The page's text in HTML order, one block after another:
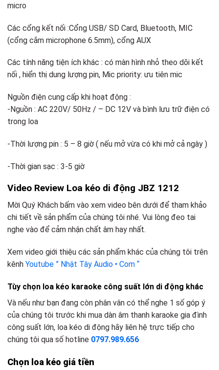
micro
Các cổng kết nối :Cổng USB/ SD Card, Bluetooth, MIC
(cổng cắm microphone 6.5mm), cổng AUX
Các tính năng tiện ích khác : có màn hình nhỏ theo dõi kết
nối , hiển thị dung lượng pin, Mic priority: ưu tiên mic
Nguồn điện cung cấp khi hoạt động :
-Nguồn : AC 220V/ 50Hz / – DC 12V và bình lưu trữ điện có
trong loa
-Thời lượng pin : 5 – 8 giờ ( nếu mở vừa có khi mở cả ngày )
-Thời gian sạc : 3-5 giờ
Video Review Loa kéo di động JBZ 1212
Mời Quý Khách bấm vào xem video bên dưới để tham khảo
chi tiết về sản phẩm của chúng tôi nhé. Vui lòng đeo tai
nghe vào để cảm nhận chất âm hay nhất.
Xem video giới thiệu các sản phẩm khác của chúng tôi trên
kênh Youtube ” Nhật Tây Audio • Com “
Tùy chọn loa kéo karaoke công suất lớn di động khác
Và nếu như bạn đang còn phân vân có thể nghe 1 số góp ý
của chúng tôi trước khi mua dàn âm thanh karaoke gia đình
công suất lớn, loa kéo di động hãy liên hệ trực tiếp cho
chúng tôi qua số hotline 0797.989.656
Chọn loa kéo giá tiền